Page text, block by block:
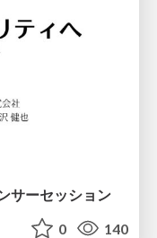
サーセッション
0 140